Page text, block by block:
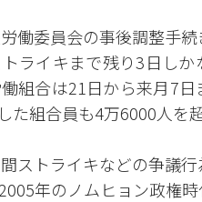
働委員会の事後調整手
ライキまで残り3日し
組合は21日から来月7
組合員も4万6000人を超
ストライキなどの争議
年のノムヒョン政権